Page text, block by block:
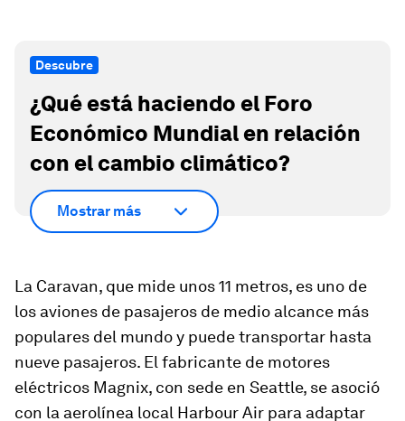
Descubre
¿Qué está haciendo el Foro
Económico Mundial en relación
con el cambio climático?
Mostrar más
La Caravan, que mide unos 11 metros, es uno de
los aviones de pasajeros de medio alcance más
populares del mundo y puede transportar hasta
nueve pasajeros. El fabricante de motores
eléctricos Magnix, con sede en Seattle, se asoció
con la aerolínea local Harbour Air para adaptar